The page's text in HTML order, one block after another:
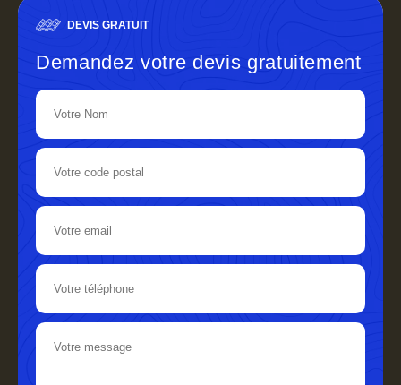
DEVIS GRATUIT
Demandez votre devis gratuitement